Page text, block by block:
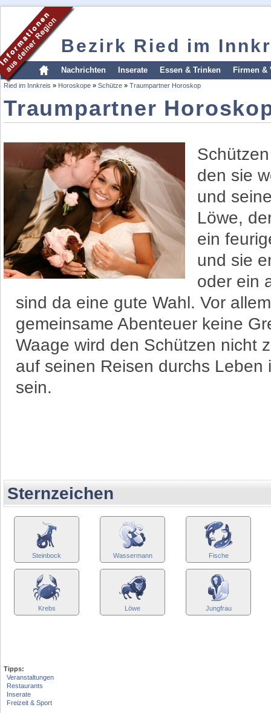
Bezirk Ried im
Nachrichten Inserate Essen & Trinken Firmen &
Ried im Innkreis » Horoskope » Schütze » Traumpartner Horoskop
Traumpartner
den sie
und
Löwe,
ein
und sie
oder ein
sind da eine gute Wahl. Vor
gemeinsame Abenteuer keine
Waage wird den Schützen nicht
auf seinen Reisen durchs
sein.
Sternzeichen
Steinbock Wassermann Fische
Krebs Löwe Jungfrau
Tipps:
Veranstaltungen
Restaurants
Inserate
Freizeit & Sport